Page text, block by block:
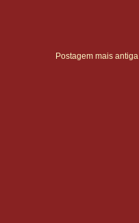
Postagem mais antiga